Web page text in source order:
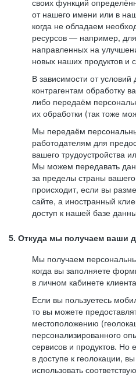
своих функций
от нашего имени или в
когда не обладаем
ресурсов — например,
направленных на
новых наших продуктов и
В зависимости от
контрагентам обработку
либо передаём
их обработки (так тоже
Мы передаём
работодателям для
вашего трудоустройства
Мы можем передавать
за пределы страны
происходит, если вы
сайте, а иностранный
доступ к нашей базе
5. Откуда мы получаем ваши
Мы получаем
когда вы заполняете
в личном кабинете
Если вы пользуетесь
то вы можете
местоположению
персонализированного
сервисов и продуктов. Но
в доступе к геолокации,
использовать